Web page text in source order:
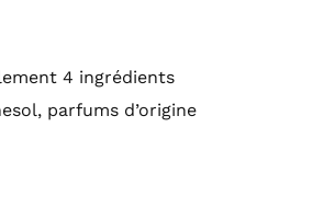
4 ingrédients
parfums d’origine